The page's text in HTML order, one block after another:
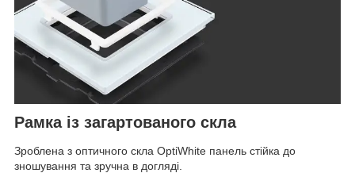
Рамка із загартованого скла
Зроблена з оптичного скла OptiWhite панель стійка до
зношування та зручна в догляді.